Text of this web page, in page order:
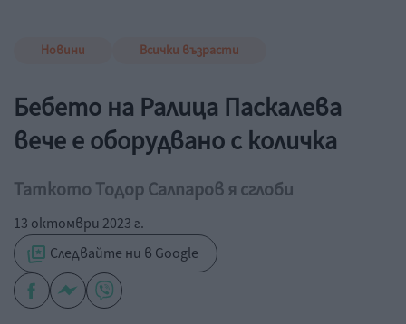
Новини Всички възрасти
Бебето на Ралица Паскалева
вече е оборудвано с количка
Таткото Тодор Салпаров я сглоби
13 октомври 2023 г.
Следвайте ни в Google